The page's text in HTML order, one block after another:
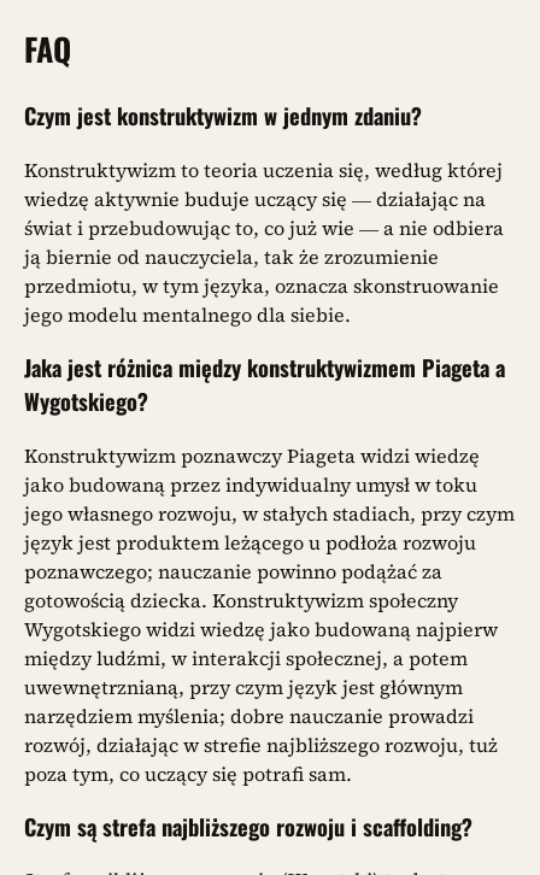
FAQ
Czym jest konstruktywizm w jednym zdaniu?
Konstruktywizm to teoria uczenia się, według której
wiedzę aktywnie buduje uczący się — działając na
świat i przebudowując to, co już wie — a nie odbiera
ją biernie od nauczyciela, tak że zrozumienie
przedmiotu, w tym języka, oznacza skonstruowanie
jego modelu mentalnego dla siebie.
Jaka jest różnica między konstruktywizmem Piageta a
Wygotskiego?
Konstruktywizm poznawczy Piageta widzi wiedzę
jako budowaną przez indywidualny umysł w toku
jego własnego rozwoju, w stałych stadiach, przy czym
język jest produktem leżącego u podłoża rozwoju
poznawczego; nauczanie powinno podążać za
gotowością dziecka. Konstruktywizm społeczny
Wygotskiego widzi wiedzę jako budowaną najpierw
między ludźmi, w interakcji społecznej, a potem
uwewnętrznianą, przy czym język jest głównym
narzędziem myślenia; dobre nauczanie prowadzi
rozwój, działając w strefie najbliższego rozwoju, tuż
poza tym, co uczący się potrafi sam.
Czym są strefa najbliższego rozwoju i scaffolding?